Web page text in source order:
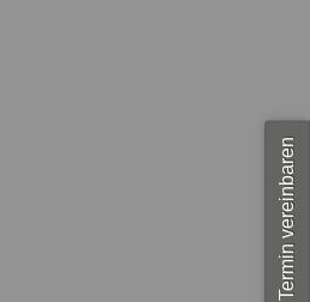
Termin vereinbaren